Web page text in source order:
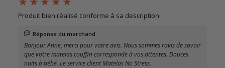
Produit bien réalisé conforme à sa description
Réponse du marchand
Bonjour Anne, merci pour votre avis. Nous sommes ravis de savoir
que votre matelas couffin corresponde à vos attentes. Douces
nuits à bébé. Le service client Matelas No Stress.